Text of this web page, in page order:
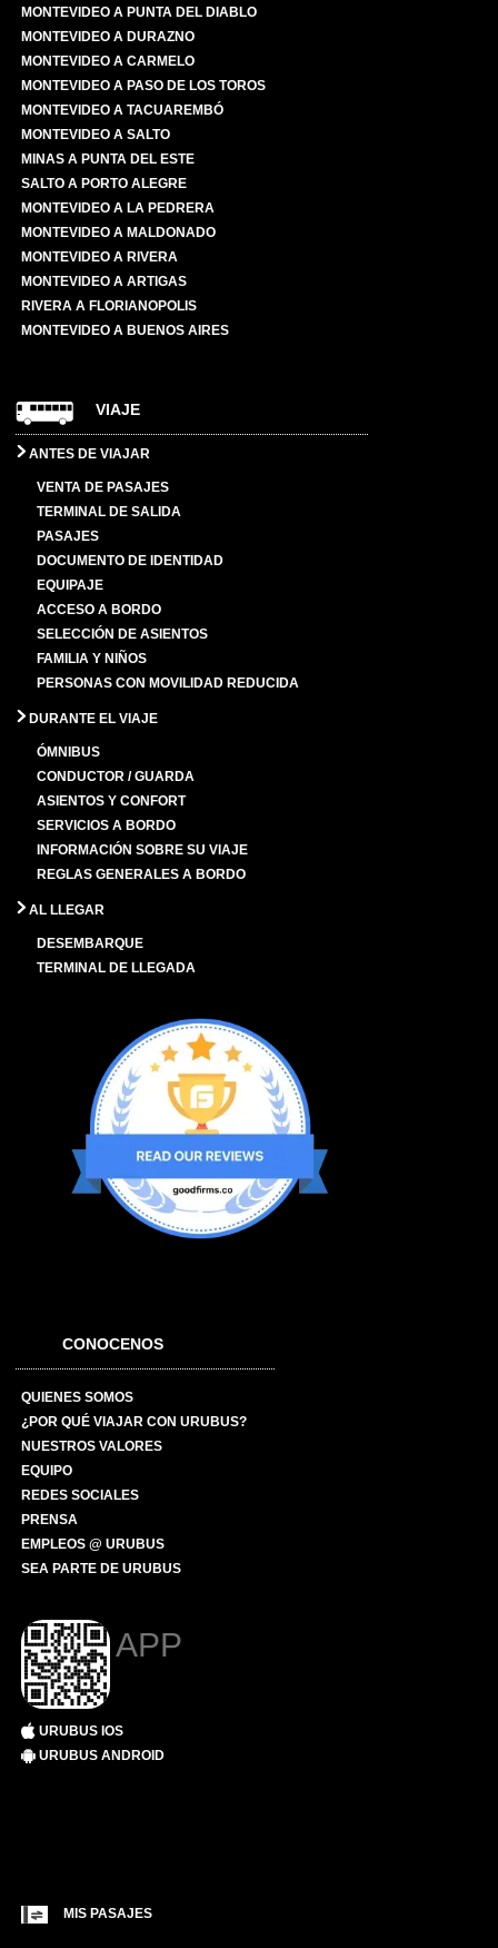
MONTEVIDEO A PUNTA DEL DIABLO
MONTEVIDEO A DURAZNO
MONTEVIDEO A CARMELO
MONTEVIDEO A PASO DE LOS TOROS
MONTEVIDEO A TACUAREMBÓ
MONTEVIDEO A SALTO
MINAS A PUNTA DEL ESTE
SALTO A PORTO ALEGRE
MONTEVIDEO A LA PEDRERA
MONTEVIDEO A MALDONADO
MONTEVIDEO A RIVERA
MONTEVIDEO A ARTIGAS
RIVERA A FLORIANOPOLIS
MONTEVIDEO A BUENOS AIRES
VIAJE
ANTES DE VIAJAR
VENTA DE PASAJES
TERMINAL DE SALIDA
PASAJES
DOCUMENTO DE IDENTIDAD
EQUIPAJE
ACCESO A BORDO
SELECCIÓN DE ASIENTOS
FAMILIA Y NIÑOS
PERSONAS CON MOVILIDAD REDUCIDA
DURANTE EL VIAJE
ÓMNIBUS
CONDUCTOR / GUARDA
ASIENTOS Y CONFORT
SERVICIOS A BORDO
INFORMACIÓN SOBRE SU VIAJE
REGLAS GENERALES A BORDO
AL LLEGAR
DESEMBARQUE
TERMINAL DE LLEGADA
CONOCENOS
QUIENES SOMOS
¿POR QUÉ VIAJAR CON URUBUS?
NUESTROS VALORES
EQUIPO
REDES SOCIALES
PRENSA
EMPLEOS @ URUBUS
SEA PARTE DE URUBUS
APP
URUBUS IOS
URUBUS ANDROID
MIS PASAJES